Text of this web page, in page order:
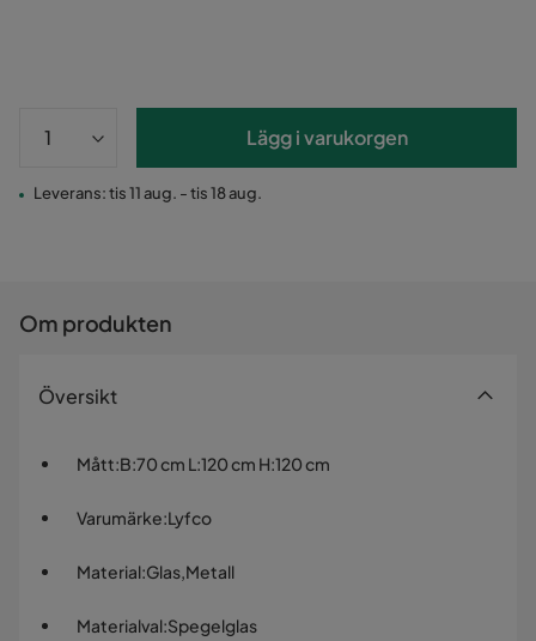
Lägg i varukorgen
Leverans: tis 11 aug. - tis 18 aug.
Om produkten
Översikt
Mått:B:70 cm L:120 cm H:120 cm
Varumärke:Lyfco
Material:Glas,Metall
Materialval:Spegelglas